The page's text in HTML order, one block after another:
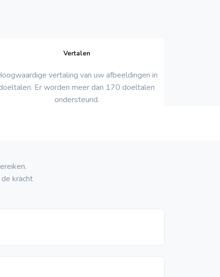
Vertalen
vertaling van uw afbeeldingen in
Er worden meer dan 170 doeltalen
ondersteund.
kracht